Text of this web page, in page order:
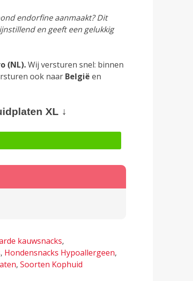
endorfine aanmaakt? Dit
en geeft een gelukkig
(NL).Wij versturen snel: binnen
ook naar België en
XL ↓
kauwsnacks,
, Hondensnacks Hypoallergeen,
,Soorten Kophuid